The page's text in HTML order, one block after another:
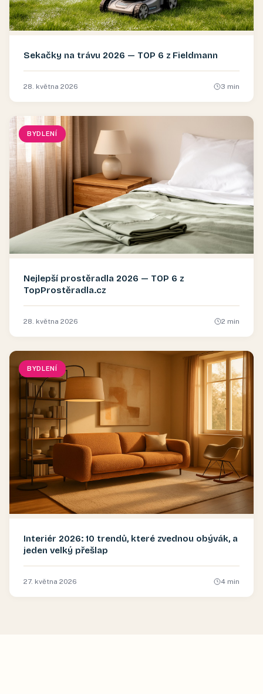
Sekačky na trávu 2026 — TOP 6 z Fieldmann
28. května 2026 3 min
BYDLENÍ
Nejlepší prostěradla 2026 — TOP 6 z
TopProstěradla.cz
28. května 2026 2 min
BYDLENÍ
Interiér 2026: 10 trendů, které zvednou obývák, a
jeden velký přešlap
27. května 2026 4 min